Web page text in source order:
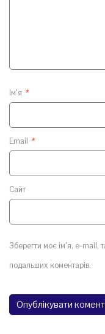
Ім'я *
Email *
Сайт
Зберегти моє ім'я, e-mail,
подальших коментарів.